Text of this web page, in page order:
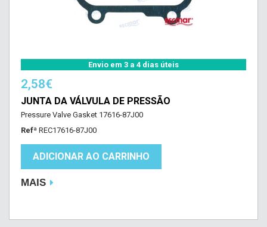
Envio em 3 a 4 dias úteis
2,58€
JUNTA DA VÁLVULA DE PRESSÃO
Pressure Valve Gasket 17616-87J00
Refª REC17616-87J00
ADICIONAR AO CARRINHO
MAIS